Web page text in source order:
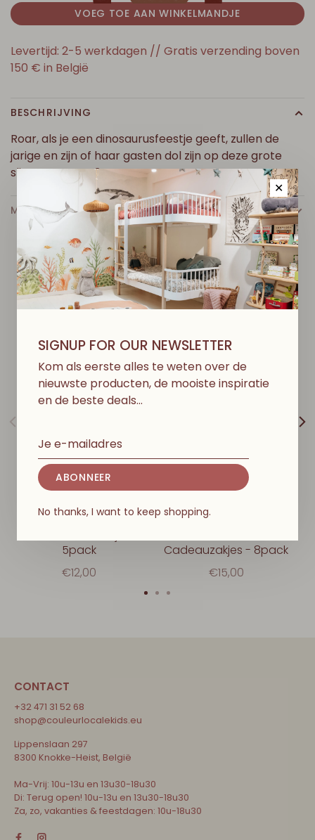
VOEG TOE AAN WINKELMANDJE
Levertijd: 2-5 werkdagen // Gratis verzending boven
150 € in België
BESCHRIJVING
Roar, als je een dinosaurusfeestje geeft, zullen de
jarige en zijn of haar gasten dol zijn op deze grote
slinger! Lengte 3m
MEER INFO
DITVI NDJEMISSCHIENOOKLEUK
5pack
€12,00
MERI MERI
Cadeauzakjes - 8pack
€15,00
CONTACT
+32 471 31 52 68
shop@couleurlocalekids.eu
Lippenslaan 297
8300 Knokke-Heist, België
Ma-Vrij: 10u-13u en 13u30-18u30
Di: Terug open! 10u-13u en 13u30-18u30
Za, zo, vakanties & feestdagen: 10u-18u30
✕
SIGNUP FOR OUR NEWSLETTER
Kom als eerste alles te weten over de
nieuwste producten, de mooiste inspiratie
en de beste deals…
ABONNEER
No thanks, I want to keep shopping.